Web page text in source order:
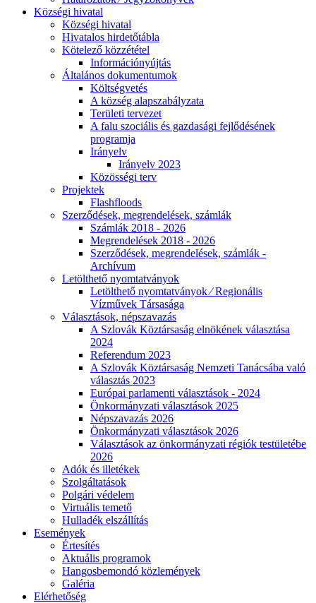
Községi hivatal
Községi hivatal
Hivatalos hirdetőtábla
Kötelező közzététel
Információnyújtás
Általános dokumentumok
Költségvetés
A község alapszabályzata
Területi tervezet
A falu szociális és gazdasági fejlődésének
programja
Irányelv
Irányelv 2023
Közösségi terv
Projektek
Flashfloods
Szerződések, megrendelések, számlák
Számlák 2018 - 2026
Megrendelések 2018 - 2026
Szerződések, megrendelések, számlák -
Archívum
Letölthető nyomtatványok
Letölthető nyomtatványok ⁄ Regionális
Vízművek Társasága
Választások, népszavazás
A Szlovák Köztársaság elnökének választása
2024
Referendum 2023
A Szlovák Köztársaság Nemzeti Tanácsába való
választás 2023
Európai parlamenti választások - 2024
Önkormányzati választások 2025
Népszavazás 2026
Önkormányzati választások 2026
Választások az önkormányzati régiók testületébe
2026
Adók és illetékek
Szolgáltatások
Polgári védelem
Virtuális temető
Hulladék elszállítás
Események
Értesítés
Aktuális programok
Hangosbemondó közlemények
Galéria
Elérhetőség